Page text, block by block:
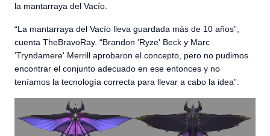
la mantarraya del Vacío.
“La mantarraya del Vacío lleva guardada más de 10 años”,
cuenta TheBravoRay. “Brandon 'Ryze' Beck y Marc
'Tryndamere' Merrill aprobaron el concepto, pero no pudimos
encontrar el conjunto adecuado en ese entonces y no
teníamos la tecnología correcta para llevar a cabo la idea”.